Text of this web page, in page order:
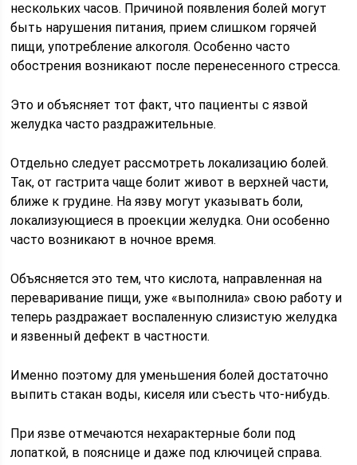
нескольких часов. Причиной появления болей могут
быть нарушения питания, прием слишком горячей
пищи, употребление алкоголя. Особенно часто
обострения возникают после перенесенного стресса.
Это и объясняет тот факт, что пациенты с язвой
желудка часто раздражительные.
Отдельно следует рассмотреть локализацию болей.
Так, от гастрита чаще болит живот в верхней части,
ближе к грудине. На язву могут указывать боли,
локализующиеся в проекции желудка. Они особенно
часто возникают в ночное время.
Объясняется это тем, что кислота, направленная на
переваривание пищи, уже «выполнила» свою работу и
теперь раздражает воспаленную слизистую желудка
и язвенный дефект в частности.
Именно поэтому для уменьшения болей достаточно
выпить стакан воды, киселя или съесть что-нибудь.
При язве отмечаются нехарактерные боли под
лопаткой, в пояснице и даже под ключицей справа.